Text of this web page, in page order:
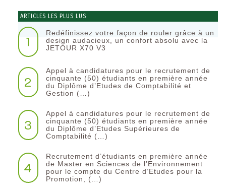
ARTICLES LES PLUS LUS
1
Redéfinissez votre façon de rouler grâce à un
design audacieux, un confort absolu avec la
JETOUR X70 V3
2
Appel à candidatures pour le recrutement de
cinquante (50) étudiants en première année
du Diplôme d’Etudes de Comptabilité et
Gestion (…)
3
Appel à candidatures pour le recrutement de
cinquante (50) étudiants en première année
du Diplôme d’Etudes Supérieures de
Comptabilité (…)
4
Recrutement d’étudiants en première année
de Master en Sciences de l’Environnement
pour le compte du Centre d’Etudes pour la
Promotion, (…)